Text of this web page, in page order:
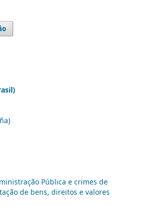
Pública e crimes de
de bens, direitos e valores